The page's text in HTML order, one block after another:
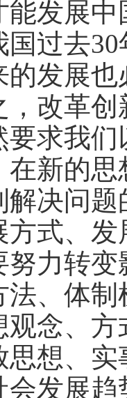
能发展
国过去30
的发展
，改革
要求我
在新的
解决问
方式、
努力转
法、体
观念、
思想、
会发展